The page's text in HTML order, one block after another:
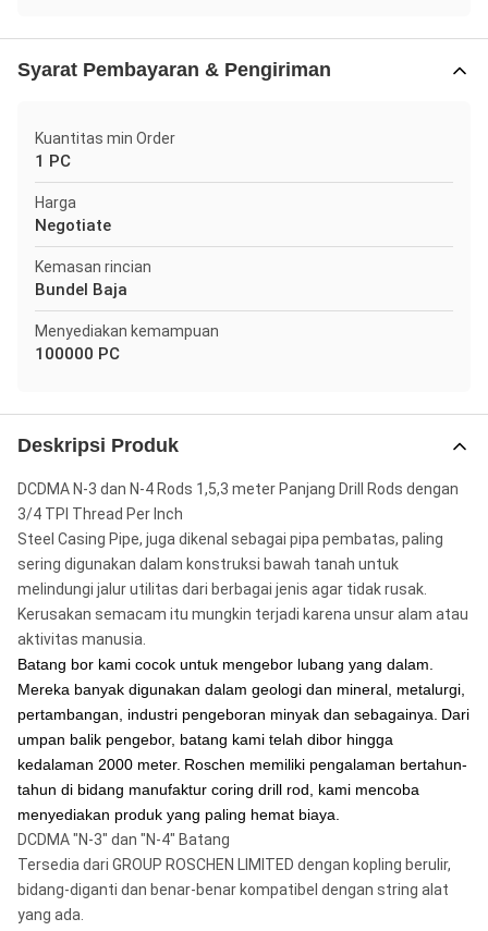
Syarat Pembayaran & Pengiriman
Kuantitas min Order
1 PC
Harga
Negotiate
Kemasan rincian
Bundel Baja
Menyediakan kemampuan
100000 PC
Deskripsi Produk
DCDMA N-3 dan N-4 Rods 1,5,3 meter Panjang Drill Rods dengan
3/4 TPI Thread Per Inch
Steel Casing Pipe, juga dikenal sebagai pipa pembatas, paling
sering digunakan dalam konstruksi bawah tanah untuk
melindungi jalur utilitas dari berbagai jenis agar tidak rusak.
Kerusakan semacam itu mungkin terjadi karena unsur alam atau
aktivitas manusia.
Batang bor kami cocok untuk mengebor lubang yang dalam.
Mereka banyak digunakan dalam geologi dan mineral, metalurgi,
pertambangan, industri pengeboran minyak dan sebagainya. Dari
umpan balik pengebor, batang kami telah dibor hingga
kedalaman 2000 meter. Roschen memiliki pengalaman bertahun-
tahun di bidang manufaktur coring drill rod, kami mencoba
menyediakan produk yang paling hemat biaya.
DCDMA "N-3" dan "N-4" Batang
Tersedia dari GROUP ROSCHEN LIMITED dengan kopling berulir,
bidang-diganti dan benar-benar kompatibel dengan string alat
yang ada.